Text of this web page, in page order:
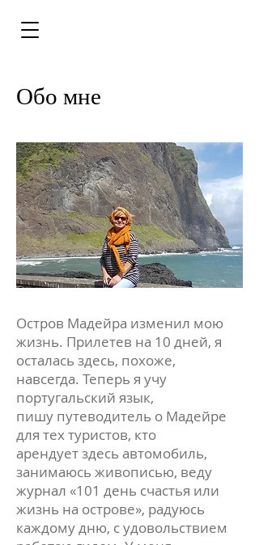
Обо мне
Остров Мадейра изменил мою
жизнь. Прилетев на 10 дней, я
осталась здесь, похоже,
навсегда. Теперь я учу
португальский язык,
пишу путеводитель о Мадейре
для тех туристов, кто
арендует здесь автомобиль,
занимаюсь живописью, веду
журнал «101 день счастья или
жизнь на острове», радуюсь
каждому дню, с удовольствием